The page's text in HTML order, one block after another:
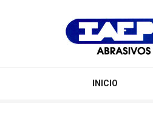
IAEPE
INICIO